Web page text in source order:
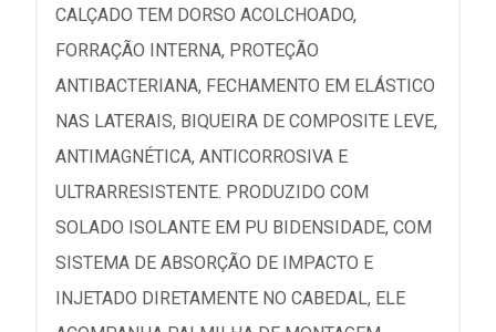
CALÇADO TEM DORSO ACOLCHOADO,
FORRAÇÃO INTERNA, PROTEÇÃO
ANTIBACTERIANA, FECHAMENTO EM ELÁSTICO
NAS LATERAIS, BIQUEIRA DE COMPOSITE LEVE,
ANTIMAGNÉTICA, ANTICORROSIVA E
ULTRARRESISTENTE. PRODUZIDO COM
SOLADO ISOLANTE EM PU BIDENSIDADE, COM
SISTEMA DE ABSORÇÃO DE IMPACTO E
INJETADO DIRETAMENTE NO CABEDAL, ELE